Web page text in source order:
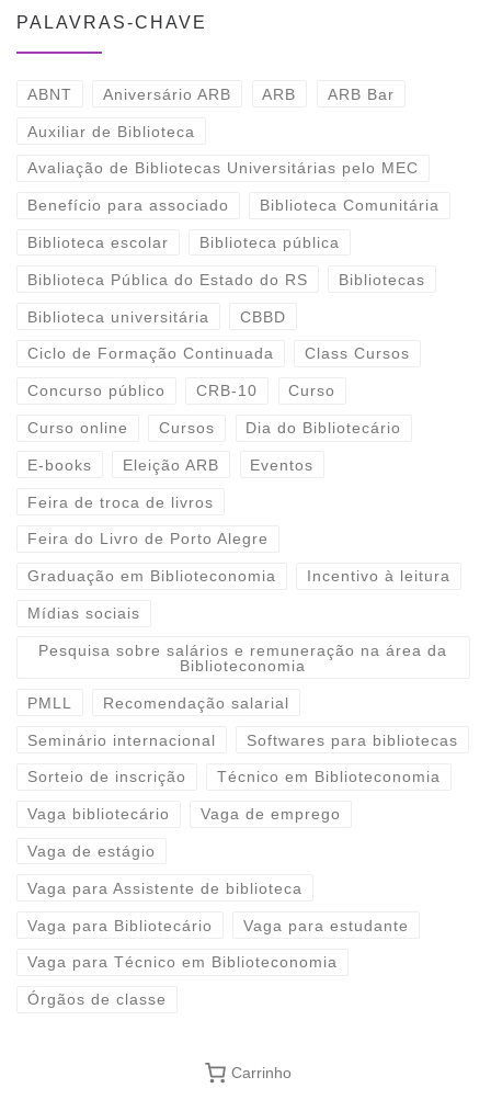
PALAVRAS-CHAVE
ABNT Aniversário ARB ARB ARB Bar
Auxiliar de Biblioteca
Avaliação de Bibliotecas Universitárias pelo MEC
Benefício para associado Biblioteca Comunitária
Biblioteca escolar Biblioteca pública
Biblioteca Pública do Estado do RS Bibliotecas
Biblioteca universitária CBBD
Ciclo de Formação Continuada Class Cursos
Concurso público CRB-10 Curso
Curso online Cursos Dia do Bibliotecário
E-books Eleição ARB Eventos
Feira de troca de livros
Feira do Livro de Porto Alegre
Graduação em Biblioteconomia Incentivo à leitura
Mídias sociais
Pesquisa sobre salários e remuneração na área da
Biblioteconomia
PMLL Recomendação salarial
Seminário internacional Softwares para bibliotecas
Sorteio de inscrição Técnico em Biblioteconomia
Vaga bibliotecário Vaga de emprego
Vaga de estágio
Vaga para Assistente de biblioteca
Vaga para Bibliotecário Vaga para estudante
Vaga para Técnico em Biblioteconomia
Órgãos de classe
Carrinho